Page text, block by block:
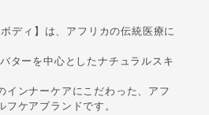
ディ】は、アフリカの伝統医療に
ターを中心としたナチュラルスキ
インナーケアにこだわった、アフ
フケアブランドです。